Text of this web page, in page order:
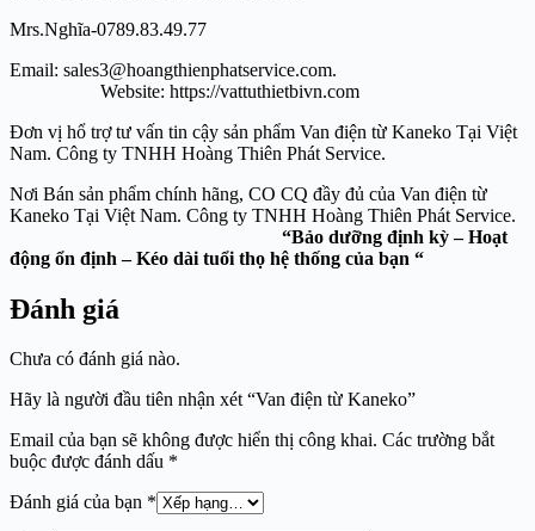
Mrs.Nghĩa-0789.83.49.77
Email: sales3@hoangthienphatservice.com.
Website: https://vattuthietbivn.com
Đơn vị hổ trợ tư vấn tin cậy sản phẩm Van điện từ Kaneko Tại Việt
Nam. Công ty TNHH Hoàng Thiên Phát Service.
Nơi Bán sản phẩm chính hãng, CO CQ đầy đủ của Van điện từ
Kaneko Tại Việt Nam. Công ty TNHH Hoàng Thiên Phát Service.
“Bảo dưỡng định kỳ – Hoạt
động ổn định – Kéo dài tuổi thọ hệ thống của bạn “
Đánh giá
Chưa có đánh giá nào.
Hãy là người đầu tiên nhận xét “Van điện từ Kaneko”
Email của bạn sẽ không được hiển thị công khai. Các trường bắt
buộc được đánh dấu *
Đánh giá của bạn *